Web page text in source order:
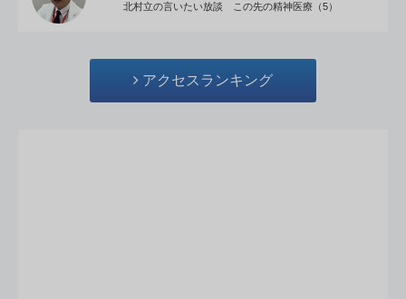
北村立の言いたい放談 この先の精神医療（5）
アクセスランキング